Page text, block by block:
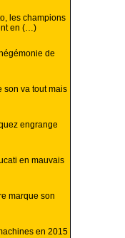
les champions
en (…)
de
son va tout mais
engrange
en mauvais
marque son
en 2015